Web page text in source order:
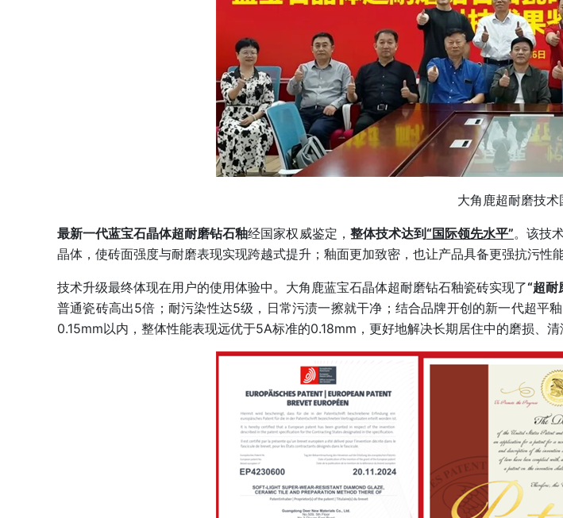
大角鹿超耐磨技术
最新一代蓝宝石晶体超耐磨钻石釉经国家权威鉴定， 整体技术达到“国际领先水平”。该技
晶体，使砖面强度与耐磨表现实现跨越式提升；釉面更加致密，也让产品具备更强抗污性
技术升级最终体现在用户的使用体验中。大角鹿蓝宝石晶体超耐磨钻石釉瓷砖实现了“超耐
普通瓷砖高出5倍；耐污染性达5级，日常污渍一擦就干净；结合品牌开创的新一代超平
0.15mm以内，整体性能表现远优于5A标准的0.18mm，更好地解决长期居住中的磨损、